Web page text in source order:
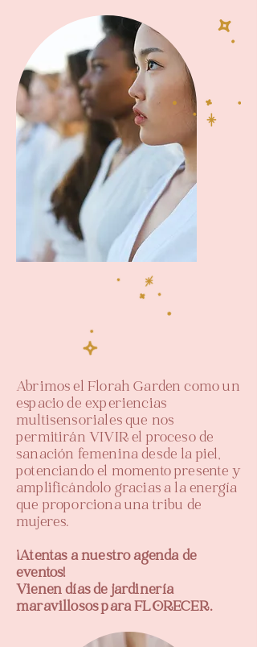
Abrimos el Florah Garden como un
espacio de experiencias
multisensoriales que nos
permitirán VIVIR el proceso de
sanación femenina desde la piel,
potenciando el momento presente y
amplificándolo gracias a la energía
que proporciona una tribu de
mujeres.
¡Atentas a nuestro agenda de
eventos!
Vienen días de jardinería
maravillosos para FLORECER.